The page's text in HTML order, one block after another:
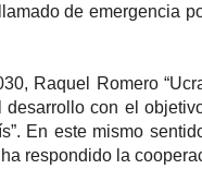
de emergencia
Raquel Romero
con el
En este mismo
respondido la